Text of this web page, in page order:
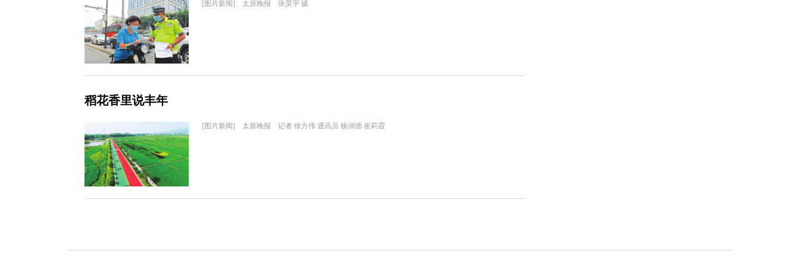
[图片新闻] 太原晚报 张昊宇 摄
稻花香里说丰年
[图片新闻] 太原晚报 记者 徐方伟 通讯员 杨润德 崔莉霞